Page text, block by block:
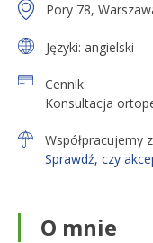
Pory 78,
Języki: angielski
Cennik:
Konsultacja
Współpracujemy
Sprawdź, czy
O mnie